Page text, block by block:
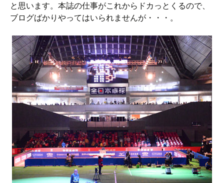
と思います。本誌の仕事がこれからドカっとくるので、
ブログばかりやってはいられませんが・・・。